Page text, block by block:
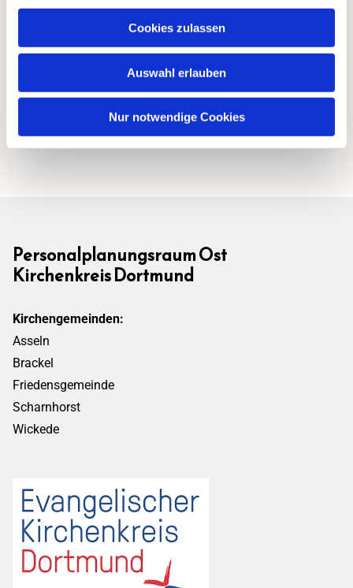
Cookies zulassen
Auswahl erlauben
Nur notwendige Cookies
Personalplanungsraum Ost
Kirchenkreis Dortmund
Kirchengemeinden:
Asseln
Brackel
Friedensgemeinde
Scharnhorst
Wickede